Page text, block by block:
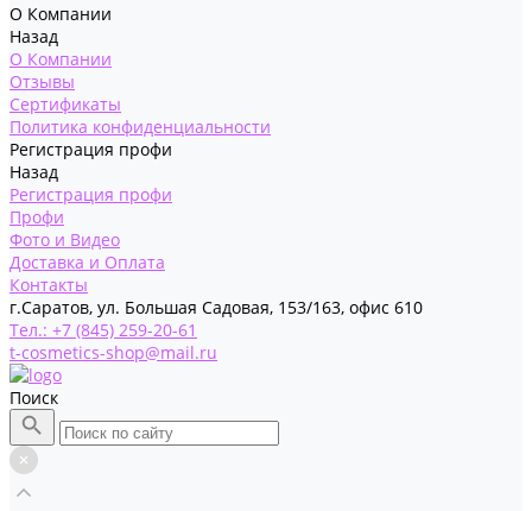
О Компании
Назад
О Компании
Отзывы
Сертификаты
Политика конфиденциальности
Регистрация профи
Назад
Регистрация профи
Профи
Фото и Видео
Доставка и Оплата
Контакты
г.Саратов, ул. Большая Садовая, 153/163, офис 610
Тел.: +7 (845) 259-20-61
t-cosmetics-shop@mail.ru
Поиск